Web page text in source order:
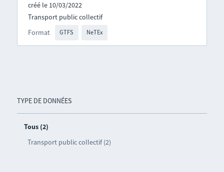
TYPE DE DONNÉES
Tous (2)
Transport public collectif (2)
créé le 10/03/2022
Format GTFS NeTEx
Transport public collectif